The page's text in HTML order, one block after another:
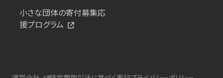
小さな団体の寄付募集応
援プログラム